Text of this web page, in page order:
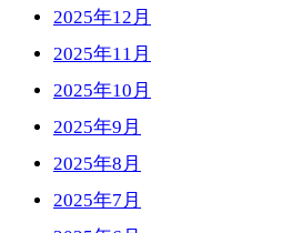
2025年12月
2025年11月
2025年10月
2025年9月
2025年8月
2025年7月